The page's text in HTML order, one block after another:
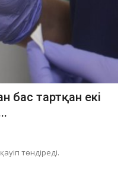
бас тартқан екі
төндіреді.